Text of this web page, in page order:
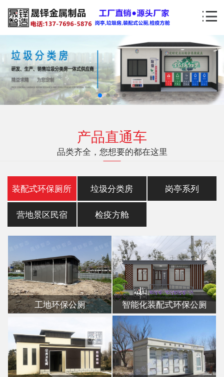
产品直通车
品类齐全，您想要的都在这里
装配式环保厕所 垃圾分类房 岗亭系列
营地景区民宿 检疫方舱
工地环保公厕 智能化装配式环保公厕